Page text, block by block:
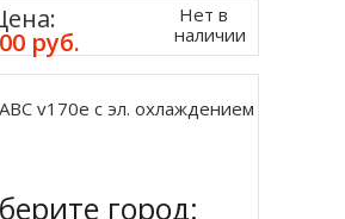
руб.
Нет в
наличии
город: